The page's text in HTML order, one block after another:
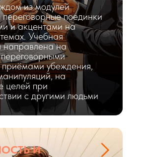
из модулей
переговорные поединки
и акцентами на
Учебная
на
приёмами убеждения,
на
целей при
с другими людьми
И
Витебская, 4